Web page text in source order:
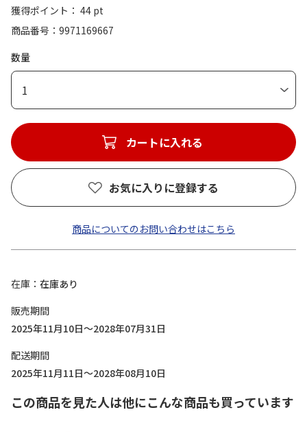
獲得ポイント： 44 pt
商品番号
9971169667
数量
1
カートに入れる
お気に入りに登録する
商品についてのお問い合わせはこちら
在庫
在庫あり
販売期間
2025年11月10日～2028年07月31日
配送期間
2025年11月11日～2028年08月10日
この商品を見た人は他にこんな商品も買っています